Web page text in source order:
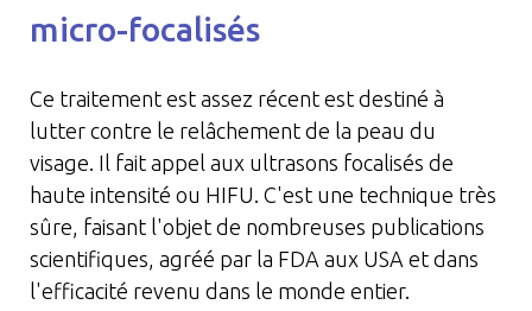
micro-focalisés
Ce traitement est assez récent est destiné à
lutter contre le relâchement de la peau du
visage. Il fait appel aux ultrasons focalisés de
haute intensité ou HIFU. C'est une technique très
sûre, faisant l'objet de nombreuses publications
scientifiques, agréé par la FDA aux USA et dans
l'efficacité revenu dans le monde entier.